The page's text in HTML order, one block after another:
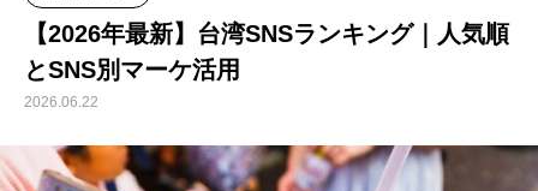
【2026年最新】台湾SNSランキング｜人気順
とSNS別マーケ活用
2026.06.22